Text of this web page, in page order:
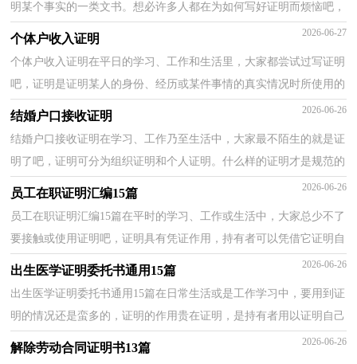
明某个事实的一类文书。想必许多人都在为如何写好证明而烦恼吧，
以下是小编帮大家整理的纳税证明申请书，仅供参考，欢...
个体户收入证明 2026-06-27
个体户收入证明在平日的学习、工作和生活里，大家都尝试过写证明
吧，证明是证明某人的身份、经历或某件事情的真实情况时所使用的
一种凭证。证明到底怎么拟定才正确呢？下面是小编...
结婚户口接收证明 2026-06-26
结婚户口接收证明在学习、工作乃至生活中，大家最不陌生的就是证
明了吧，证明可分为组织证明和个人证明。什么样的证明才是规范的
呢？下面是小编帮大家整理的结婚户口接收证明，仅供...
员工在职证明汇编15篇 2026-06-26
员工在职证明汇编15篇在平时的学习、工作或生活中，大家总少不了
要接触或使用证明吧，证明具有凭证作用，持有者可以凭借它证明自
己的身份、经历或某事真实性。什么样的证明才是规...
出生医学证明委托书通用15篇 2026-06-26
出生医学证明委托书通用15篇在日常生活或是工作学习中，要用到证
明的情况还是蛮多的，证明的作用贵在证明，是持有者用以证明自己
身份、经历或某事真实性的一种凭证。那么相关的证...
解除劳动合同证明书13篇 2026-06-26